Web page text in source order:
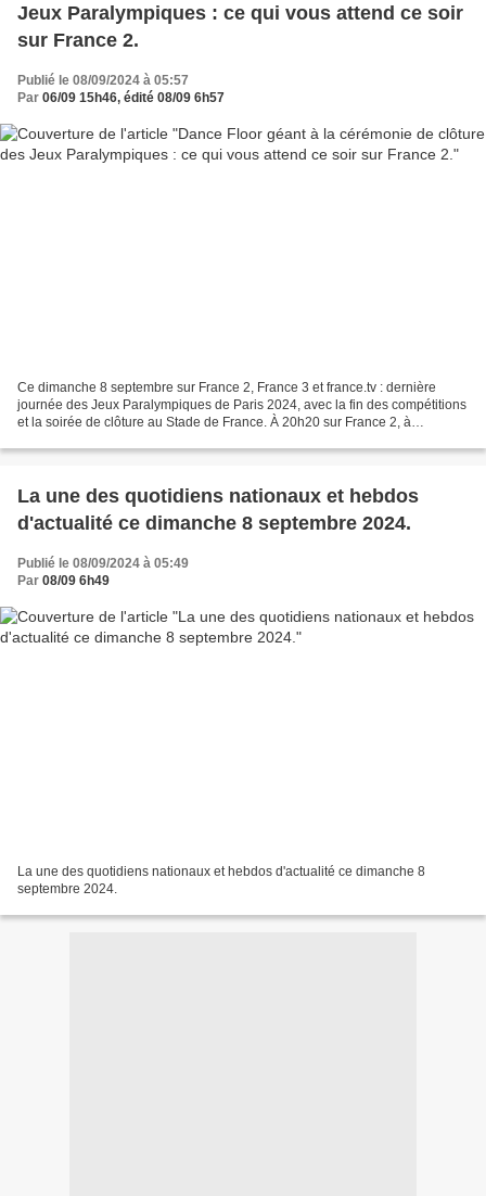
Jeux Paralympiques : ce qui vous attend ce soir
sur France 2.
Publié le 08/09/2024 à 05:57
Par 06/09 15h46, édité 08/09 6h57
Ce dimanche 8 septembre sur France 2, France 3 et france.tv : dernière
journée des Jeux Paralympiques de Paris 2024, avec la fin des compétitions
et la soirée de clôture au Stade de France. À 20h20 sur France 2, à
La une des quotidiens nationaux et hebdos
d'actualité ce dimanche 8 septembre 2024.
Publié le 08/09/2024 à 05:49
Par 08/09 6h49
La une des quotidiens nationaux et hebdos d'actualité ce dimanche 8
septembre 2024.